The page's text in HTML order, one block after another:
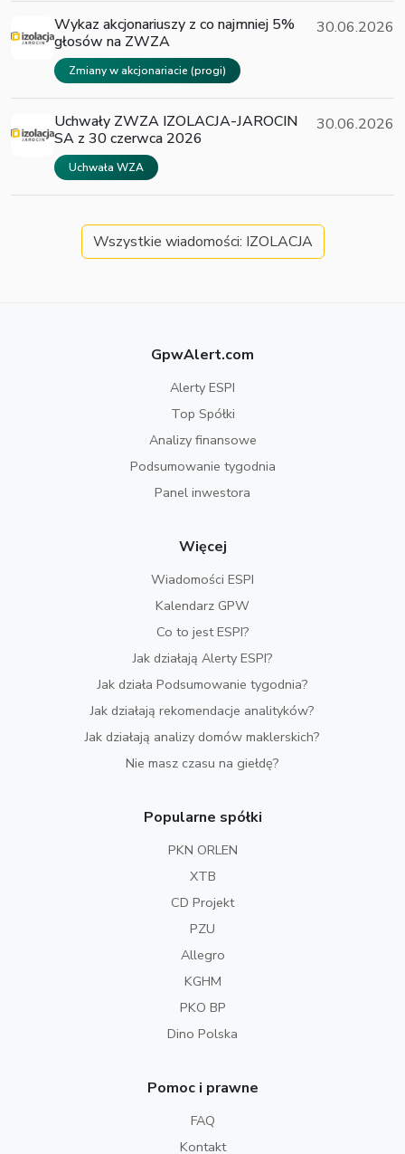
Wykaz akcjonariuszy z co najmniej 5%
głosów na ZWZA
Zmiany w akcjonariacie (progi)
30.06.2026
Uchwały ZWZA IZOLACJA-JAROCIN
SA z 30 czerwca 2026
Uchwała WZA
30.06.2026
Wszystkie wiadomości: IZOLACJA
GpwAlert.com
Alerty ESPI
Top Spółki
Analizy finansowe
Podsumowanie tygodnia
Panel inwestora
Więcej
Wiadomości ESPI
Kalendarz GPW
Co to jest ESPI?
Jak działają Alerty ESPI?
Jak działa Podsumowanie tygodnia?
Jak działają rekomendacje analityków?
Jak działają analizy domów maklerskich?
Nie masz czasu na giełdę?
Popularne spółki
PKN ORLEN
XTB
CD Projekt
PZU
Allegro
KGHM
PKO BP
Dino Polska
Pomoc i prawne
FAQ
Kontakt